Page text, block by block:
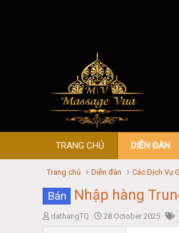
TRANG CHỦ DIỄN ĐÀN
Trang chủ Diễn đàn Các Dịch Vụ
Bán Nhập hàng
T
dathangTQ
S
28 October 2025